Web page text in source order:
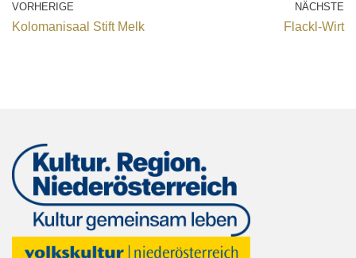
VORHERIGE
Kolomanisaal Stift Melk
NÄCHSTE
Flackl-Wirt